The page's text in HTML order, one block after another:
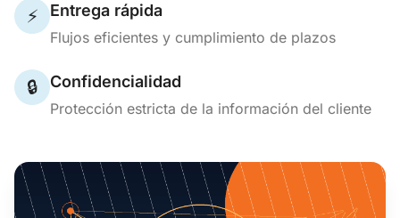
⚡ Entrega rápida
Flujos eficientes y cumplimiento de plazos
🔒 Confidencialidad
Protección estricta de la información del cliente